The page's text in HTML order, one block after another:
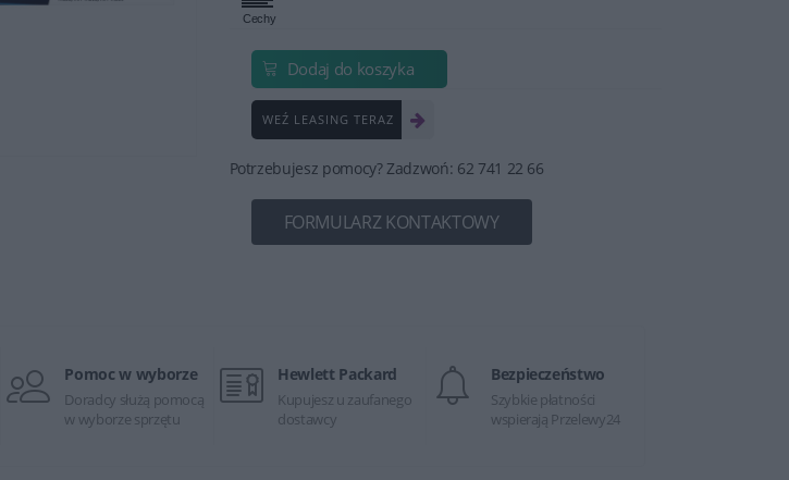
Dodaj do koszyka
WEŹ LEASING TERAZ
Potrzebujesz pomocy? Zadzwoń: 62 741 22 66
FORMULARZ KONTAKTOWY
Pomoc w wyborze
Doradcy służą pomocą
w wyborze sprzętu
Hewlett Packard
Kupujesz u zaufanego
dostawcy
Bezpieczeństwo
Szybkie płatności
wspierają Przelewy24